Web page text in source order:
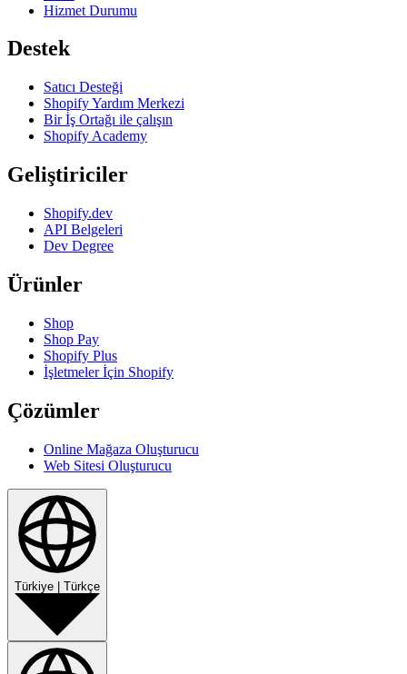
Hizmet Durumu
Destek
Satıcı Desteği
Shopify Yardım Merkezi
Bir İş Ortağı ile çalışın
Shopify Academy
Geliştiriciler
Shopify.dev
API Belgeleri
Dev Degree
Ürünler
Shop
Shop Pay
Shopify Plus
İşletmeler İçin Shopify
Çözümler
Online Mağaza Oluşturucu
Web Sitesi Oluşturucu
Türkiye Türkçe